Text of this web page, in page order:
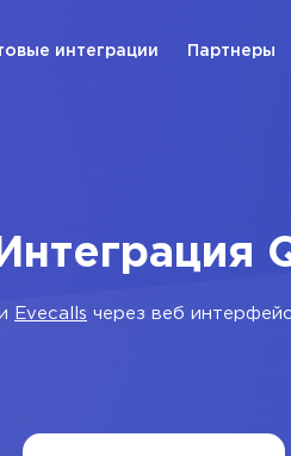
интеграции Партнеры
Интеграция
Evecalls через веб